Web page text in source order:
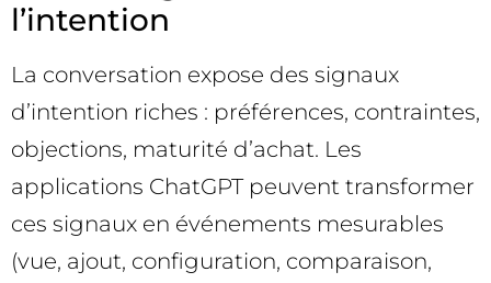
l’intention
La conversation expose des signaux
d’intention riches : préférences, contraintes,
objections, maturité d’achat. Les
applications ChatGPT peuvent transformer
ces signaux en événements mesurables
(vue, ajout, configuration, comparaison,